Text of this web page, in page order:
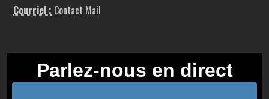
Courriel : Contact Mail